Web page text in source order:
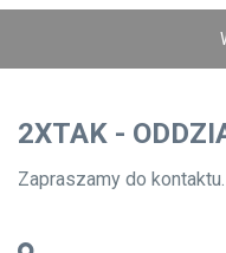
2XTAK -
Zapraszamy do kontaktu.